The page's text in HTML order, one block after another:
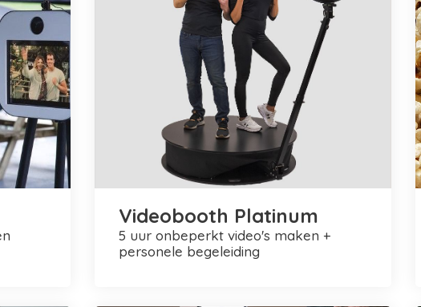
Videobooth Platinum
5 uur onbeperkt video's maken +
personele begeleiding